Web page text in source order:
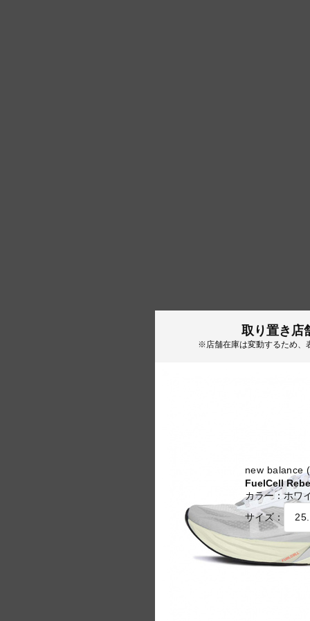
取り置き店
※店舗在庫は変動するため、
new balance
FuelCell
カラー：ホワ
サイズ：